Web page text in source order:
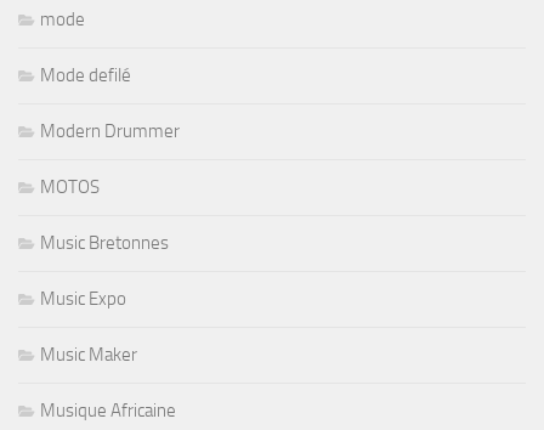
mode
Mode defilé
Modern Drummer
MOTOS
Music Bretonnes
Music Expo
Music Maker
Musique Africaine